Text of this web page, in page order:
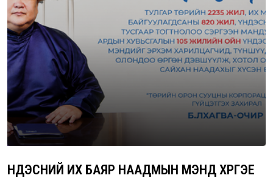
ҮНДЭСНИЙ ИХ БАЯР НААДМЫН МЭНД ХҮРГЭЕ